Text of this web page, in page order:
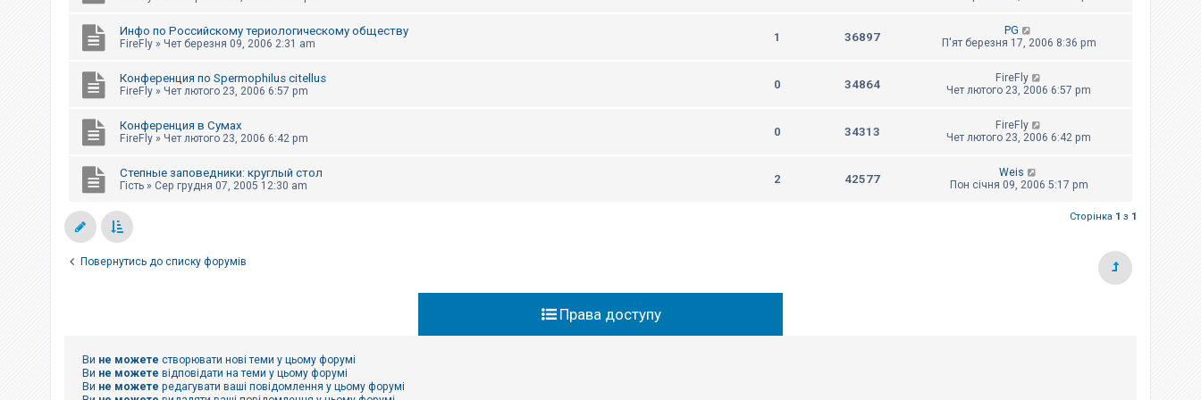
Инфо по Российскому териологическому обществу
FireFly » Чет березня 09, 2006 2:31 am 1 36897
PG
П'ят березня 17, 2006 8:36 pm
Конференция по Spermophilus citellus
FireFly » Чет лютого 23, 2006 6:57 pm 0 34864
FireFly
Чет лютого 23, 2006 6:57 pm
Конференция в Сумах
FireFly » Чет лютого 23, 2006 6:42 pm 0 34313
FireFly
Чет лютого 23, 2006 6:42 pm
Степные заповедники: круглый стол
Гість » Сер грудня 07, 2005 12:30 am 2 42577
Weis
Пон січня 09, 2006 5:17 pm
Сторінка 1 з 1
Повернутись до списку форумів
Права доступу
Ви не можете створювати нові теми у цьому форумі
Ви не можете відповідати на теми у цьому форумі
Ви не можете редагувати ваші повідомлення у цьому форумі